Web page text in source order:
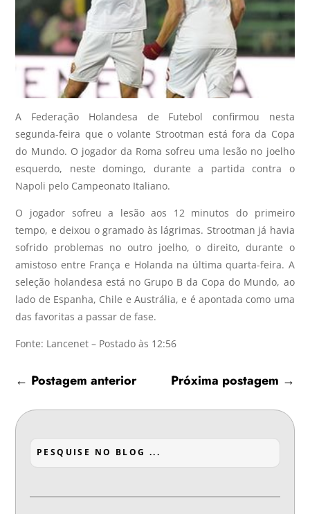
A Federação Holandesa de Futebol confirmou nesta
segunda-feira que o volante Strootman está fora da Copa
do Mundo. O jogador da Roma sofreu uma lesão no joelho
esquerdo, neste domingo, durante a partida contra o
Napoli pelo Campeonato Italiano.
O jogador sofreu a lesão aos 12 minutos do primeiro
tempo, e deixou o gramado às lágrimas. Strootman já havia
sofrido problemas no outro joelho, o direito, durante o
amistoso entre França e Holanda na última quarta-feira. A
seleção holandesa está no Grupo B da Copa do Mundo, ao
lado de Espanha, Chile e Austrália, e é apontada como uma
das favoritas a passar de fase.
Fonte: Lancenet – Postado às 12:56
← Postagem anterior Próxima postagem →